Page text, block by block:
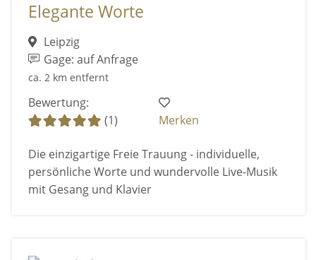
Elegante Worte
Leipzig
Gage: auf Anfrage
ca. 2 km entfernt
Bewertung:
(1)
Merken
Die einzigartige Freie Trauung - individuelle,
persönliche Worte und wundervolle Live-Musik
mit Gesang und Klavier